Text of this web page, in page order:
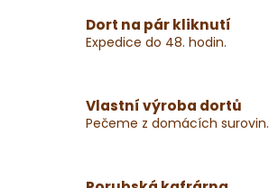
Dort na pár kliknutí
Expedice do 48. hodin.
Vlastní výroba dortů
Pečeme z domácích surovin.